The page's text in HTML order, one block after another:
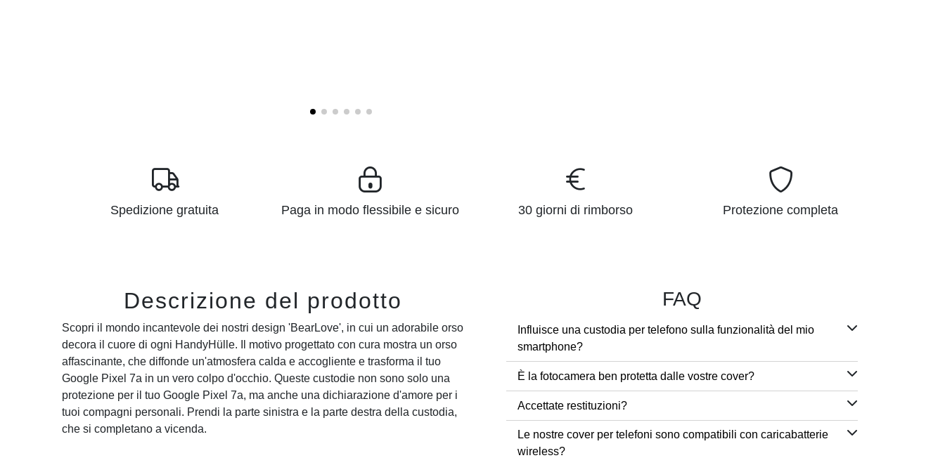
Spedizione gratuita Paga in modo flessibile e sicuro 30 giorni di rimborso Protezione completa
Descrizione del prodotto
Scopri il mondo incantevole dei nostri design 'BearLove', in cui un adorabile orso
decora il cuore di ogni HandyHülle. Il motivo progettato con cura mostra un orso
affascinante, che diffonde un'atmosfera calda e accogliente e trasforma il tuo
Google Pixel 7a in un vero colpo d'occhio. Queste custodie non sono solo una
protezione per il tuo Google Pixel 7a, ma anche una dichiarazione d'amore per i
tuoi compagni personali. Prendi la parte sinistra e la parte destra della custodia,
che si completano a vicenda.
FAQ
Influisce una custodia per telefono sulla funzionalità del mio
smartphone?
È la fotocamera ben protetta dalle vostre cover?
Accettate restituzioni?
Le nostre cover per telefoni sono compatibili con caricabatterie
wireless?